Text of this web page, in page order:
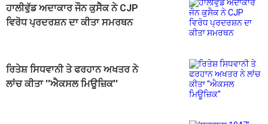
ਹਾਲੀਵੁੱਡ ਅਦਾਕਾਰ ਜੌਨ ਕੁਸੈਕ ਨੇ CJP
ਵਿਰੋਧ ਪ੍ਰਦਰਸ਼ਨ ਦਾ ਕੀਤਾ ਸਮਰਥਨ
ਰਿਤੇਸ਼ ਸਿਧਵਾਨੀ ਤੇ ਫਰਹਾਨ ਅਖਤਰ ਨੇ
ਲਾਂਚ ਕੀਤਾ ''ਐਕਸਲ ਮਿਊਜ਼ਿਕ''